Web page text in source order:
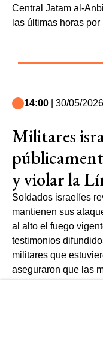
Central Jatam al-
las últimas horas
14:00 | 30/05/2026
Militares
y violar la
Soldados israelíes
mantienen sus
al alto el fuego
testimonios
militares que
aseguraron que las